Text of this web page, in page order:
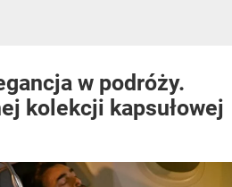
w podróży.
kolekcji kapsułowej